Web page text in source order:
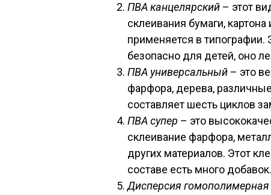
ПВА канцелярский – этот
склеивания бумаги,
применяется в
безопасно для детей, оно
ПВА универсальный – это
фарфора, дерева,
составляет шесть циклов
ПВА супер – это
склеивание фарфора,
других материалов. Этот
составе есть много добавок.
Дисперсия